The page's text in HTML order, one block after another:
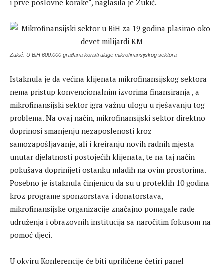
i prve poslovne korake“, naglasila je Zukić.
Zukić: U BiH 600.000 građana koristi uluge mikrofinansijskog sektora
Istaknula je da većina klijenata mikrofinansijskog sektora
nema pristup konvencionalnim izvorima finansiranja , a
mikrofinansijski sektor igra važnu ulogu u rješavanju tog
problema. Na ovaj način, mikrofinansijski sektor direktno
doprinosi smanjenju nezaposlenosti kroz
samozapošljavanje, ali i kreiranju novih radnih mjesta
unutar djelatnosti postojećih klijenata, te na taj način
pokušava doprinijeti ostanku mladih na ovim prostorima.
Posebno je istaknula činjenicu da su u proteklih 10 godina
kroz programe sponzorstava i donatorstava,
mikrofinansijske organizacije značajno pomagale rade
udruženja i obrazovnih institucija sa naročitim fokusom na
pomoć djeci.
U okviru Konferencije će biti upriličene četiri panel